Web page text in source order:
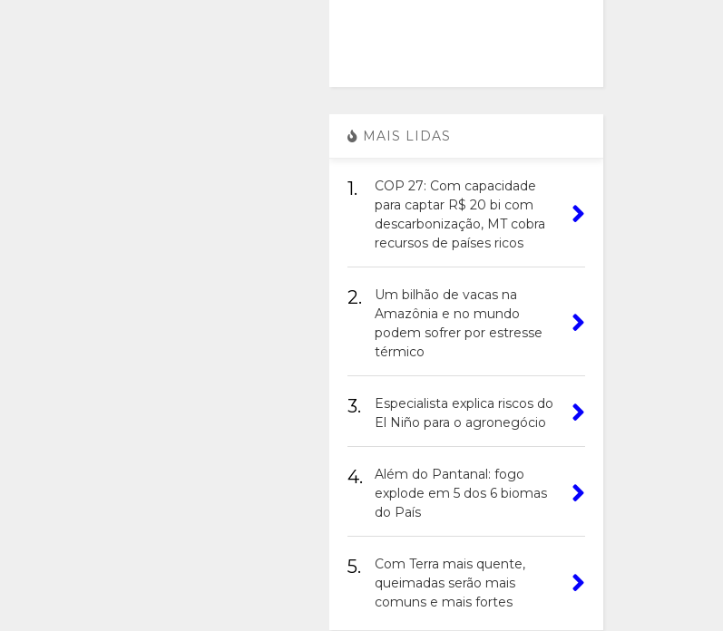
MAIS LIDAS
1.
COP 27: Com capacidade
para captar R$ 20 bi com
descarbonização, MT cobra
recursos de países ricos
2.
Um bilhão de vacas na
Amazônia e no mundo
podem sofrer por estresse
térmico
3.
Especialista explica riscos do
El Niño para o agronegócio
4.
Além do Pantanal: fogo
explode em 5 dos 6 biomas
do País
5.
Com Terra mais quente,
queimadas serão mais
comuns e mais fortes